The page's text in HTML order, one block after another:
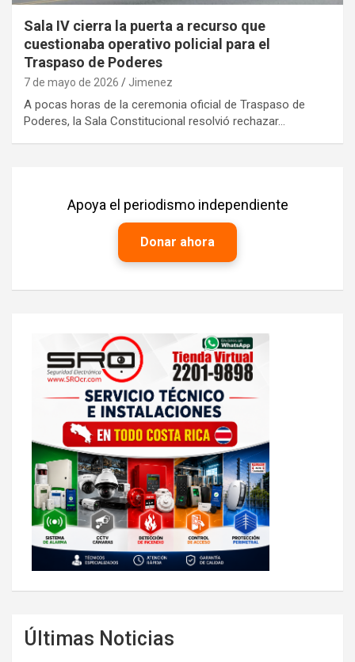
Sala IV cierra la puerta a recurso que
cuestionaba operativo policial para el
Traspaso de Poderes
7 de mayo de 2026 Jimenez
A pocas horas de la ceremonia oficial de Traspaso de
Poderes, la Sala Constitucional resolvió rechazar…
Apoya el periodismo independiente
Donar ahora
Últimas Noticias